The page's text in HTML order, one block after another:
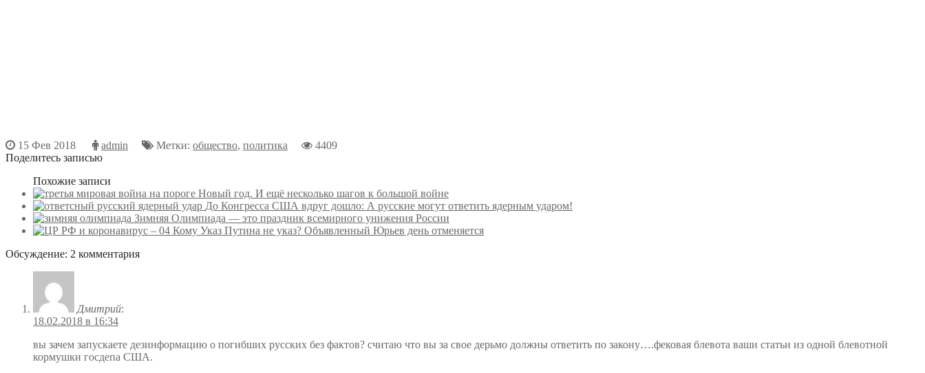
15 Фев 2018 admin Метки: общество, политика
4409
Поделитесь записью
Похожие записи
Новый год. И ещё несколько шагов к большой войне
До Конгресса США вдруг дошло: А русские могут ответить ядерным ударом!
Зимняя Олимпиада — это праздник всемирного унижения России
Кому Указ Путина не указ? Объявленный Юрьев день отменяется
Обсуждение: 2 комментария
Дмитрий:
18.02.2018 в 16:34
вы зачем запускаете дезинформацию о погибших русских без фактов? считаю что вы за свое дерьмо должны ответить по закону….фековая блевота ваши статьи из одной блевотной
кормушки госдепа США.